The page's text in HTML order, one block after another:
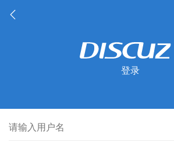
登录